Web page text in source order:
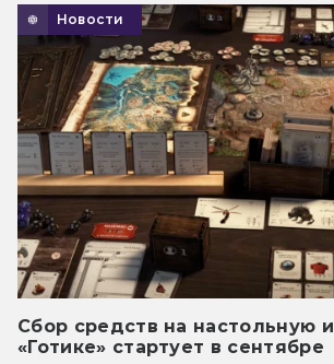
Новости
Сбор средств на настольную
«Готике» стартует в сентябре